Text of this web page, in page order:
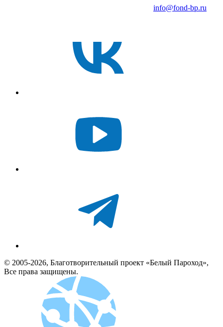
info@fond-bp.ru
© 2005-2026, Благотворительный проект «Белый Пароход»,
Все права защищены.